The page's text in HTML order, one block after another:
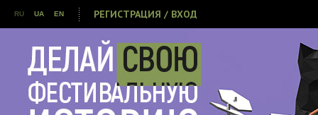
RU UA EN РЕГИСТРАЦИЯ / ВХОД